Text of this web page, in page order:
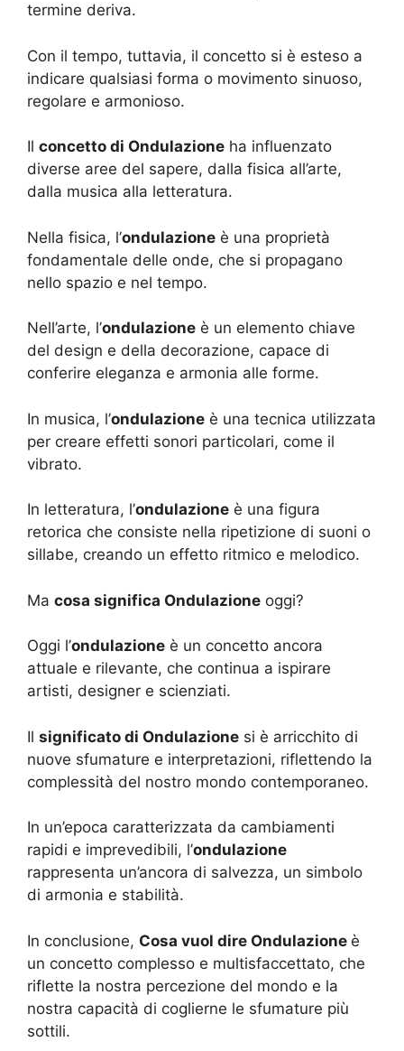
termine deriva.
Con il tempo, tuttavia, il concetto si è esteso a
indicare qualsiasi forma o movimento sinuoso,
regolare e armonioso.
Il concetto di Ondulazione ha influenzato
diverse aree del sapere, dalla fisica all’arte,
dalla musica alla letteratura.
Nella fisica, l’ondulazione è una proprietà
fondamentale delle onde, che si propagano
nello spazio e nel tempo.
Nell’arte, l’ondulazione è un elemento chiave
del design e della decorazione, capace di
conferire eleganza e armonia alle forme.
In musica, l’ondulazione è una tecnica utilizzata
per creare effetti sonori particolari, come il
vibrato.
In letteratura, l’ondulazione è una figura
retorica che consiste nella ripetizione di suoni o
sillabe, creando un effetto ritmico e melodico.
Ma cosa significa Ondulazione oggi?
Oggi l’ondulazione è un concetto ancora
attuale e rilevante, che continua a ispirare
artisti, designer e scienziati.
Il significato di Ondulazione si è arricchito di
nuove sfumature e interpretazioni, riflettendo la
complessità del nostro mondo contemporaneo.
In un’epoca caratterizzata da cambiamenti
rapidi e imprevedibili, l’ondulazione
rappresenta un’ancora di salvezza, un simbolo
di armonia e stabilità.
In conclusione, Cosa vuol dire Ondulazione è
un concetto complesso e multisfaccettato, che
riflette la nostra percezione del mondo e la
nostra capacità di coglierne le sfumature più
sottili.